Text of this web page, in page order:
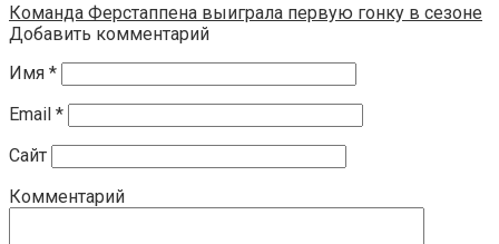
Команда Ферстаппена выиграла первую гонку в сезоне
Добавить комментарий
Имя *
Email *
Сайт
Комментарий